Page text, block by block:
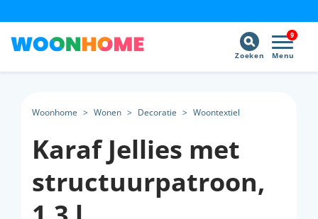
9
Menu
Zoeken
Woonhome > Wonen > Decoratie > Woontextiel
Karaf Jellies met
structuurpatroon,